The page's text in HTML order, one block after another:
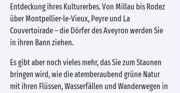
Entdeckung ihres Kulturerbes. Von Millau bis Rodez
über Montpellier-le-Vieux, Peyre und La
Couvertoirade – die Dörfer des Aveyron werden Sie
in ihren Bann ziehen.
Es gibt aber noch vieles mehr, das Sie zum Staunen
bringen wird, wie die atemberaubend grüne Natur
mit ihren Flüssen, Wasserfällen und Wanderwegen in